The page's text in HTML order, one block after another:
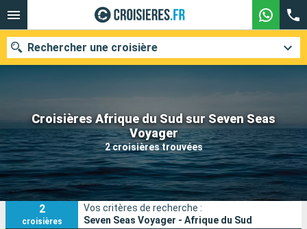
Croisières Afrique du Sud sur Seven Seas
Voyager
2 croisières trouvées
Rechercher une croisière
Nos destinations
Mois de départ
Ports Compagnies
Rechercher
2
croisières
Vos critères de recherche :
Seven Seas Voyager - Afrique du Sud